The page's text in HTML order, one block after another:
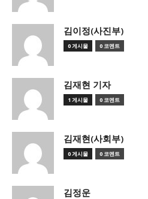
김이정(사진부)
0 게시물 0 코멘트
김재현 기자
1 게시물 0 코멘트
김재현(사회부)
0 게시물 0 코멘트
김정운